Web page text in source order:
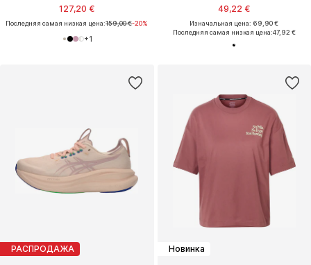
127,20 €
Последняя самая низкая цена:159,00 €-20%
+1
49,22 €
Изначальная цена: 69,90 €
Последняя самая низкая цена:47,92 €
РАСПРОДАЖА Новинка